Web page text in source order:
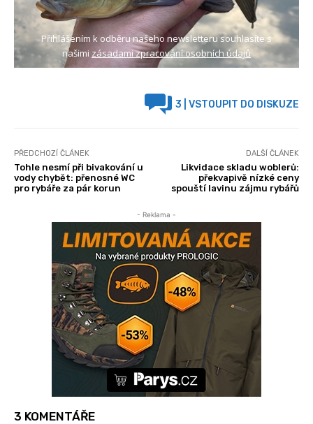
Přihlášením k odběru našeho newsletteru souhlasíte s
našimi zásadami zpracování osobních údajů
3 | VSTOUPIT DO DISKUZE
PŘEDCHOZÍ ČLÁNEK
Tohle nesmí při bivakování u
vody chybět: přenosné WC
pro rybáře za pár korun
DALŠÍ ČLÁNEK
Likvidace skladu woblerů:
překvapivě nízké ceny
spouští lavinu zájmu rybářů
- Reklama -
3 KOMENTÁŘE